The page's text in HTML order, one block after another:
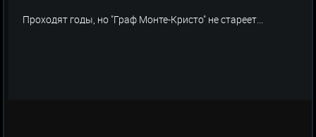
Проходят годы, но "Граф Монте-Кристо" не стареет...